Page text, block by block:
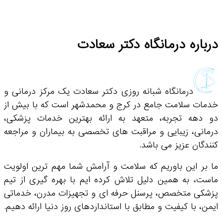
درباره درمانگاه دکتر سعادت
درمانگاه شبانه روزی دکتر سعادت یک مرکز درمانی و
خدمات سلامت جامع در کرج و محمدشهر است که با بیش از
دو دهه تجربه، متعهد به ارائه بهترین خدمات پزشکی،
درمانی، زیبایی و مراقبت های تخصصی به بیماران و مراجعه
کنندگان عزیز می باشد.
ما بر این باوریم که سلامت و آرامش شما مهم ترین اولویت
ماست، به همین دلیل تلاش کرده ایم با بهره گیری از تیم
پزشکی متخصص، پرسنل حرفه ای و تجهیزات مدرن، خدماتی
ایمن، با کیفیت و مطابق با استانداردهای روز دنیا ارائه دهیم.